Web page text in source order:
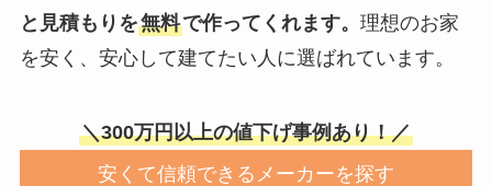
と見積もりを無料で作ってくれます。 理想のお家
を安く、安心して建てたい人に選ばれています。
＼300万円以上の値下げ事例あり！／
安くて信頼できるメーカーを探す